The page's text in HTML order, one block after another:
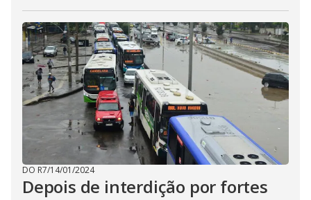
DO R7/14/01/2024
Depois de interdição por fortes